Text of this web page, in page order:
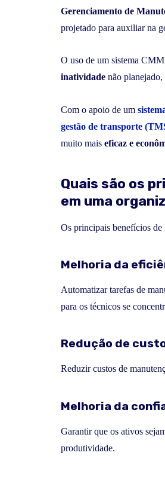
Gerenciamento de
projetado para auxiliar na
O uso de um sistema
inatividade não planejado,
Com o apoio de um
gestão de transporte
muito mais eficaz e
Quais são os
em uma
Os principais benefícios de
Melhoria da
Automatizar tarefas de
para os técnicos se
Redução de
Reduzir custos de
Melhoria da
Garantir que os ativos
produtividade.